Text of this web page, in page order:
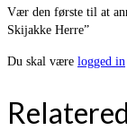
Vær den første til at
Skijakke Herre”
Du skal være logged in